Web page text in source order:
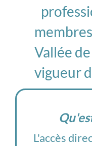
Vallée
vigueur
L'accès